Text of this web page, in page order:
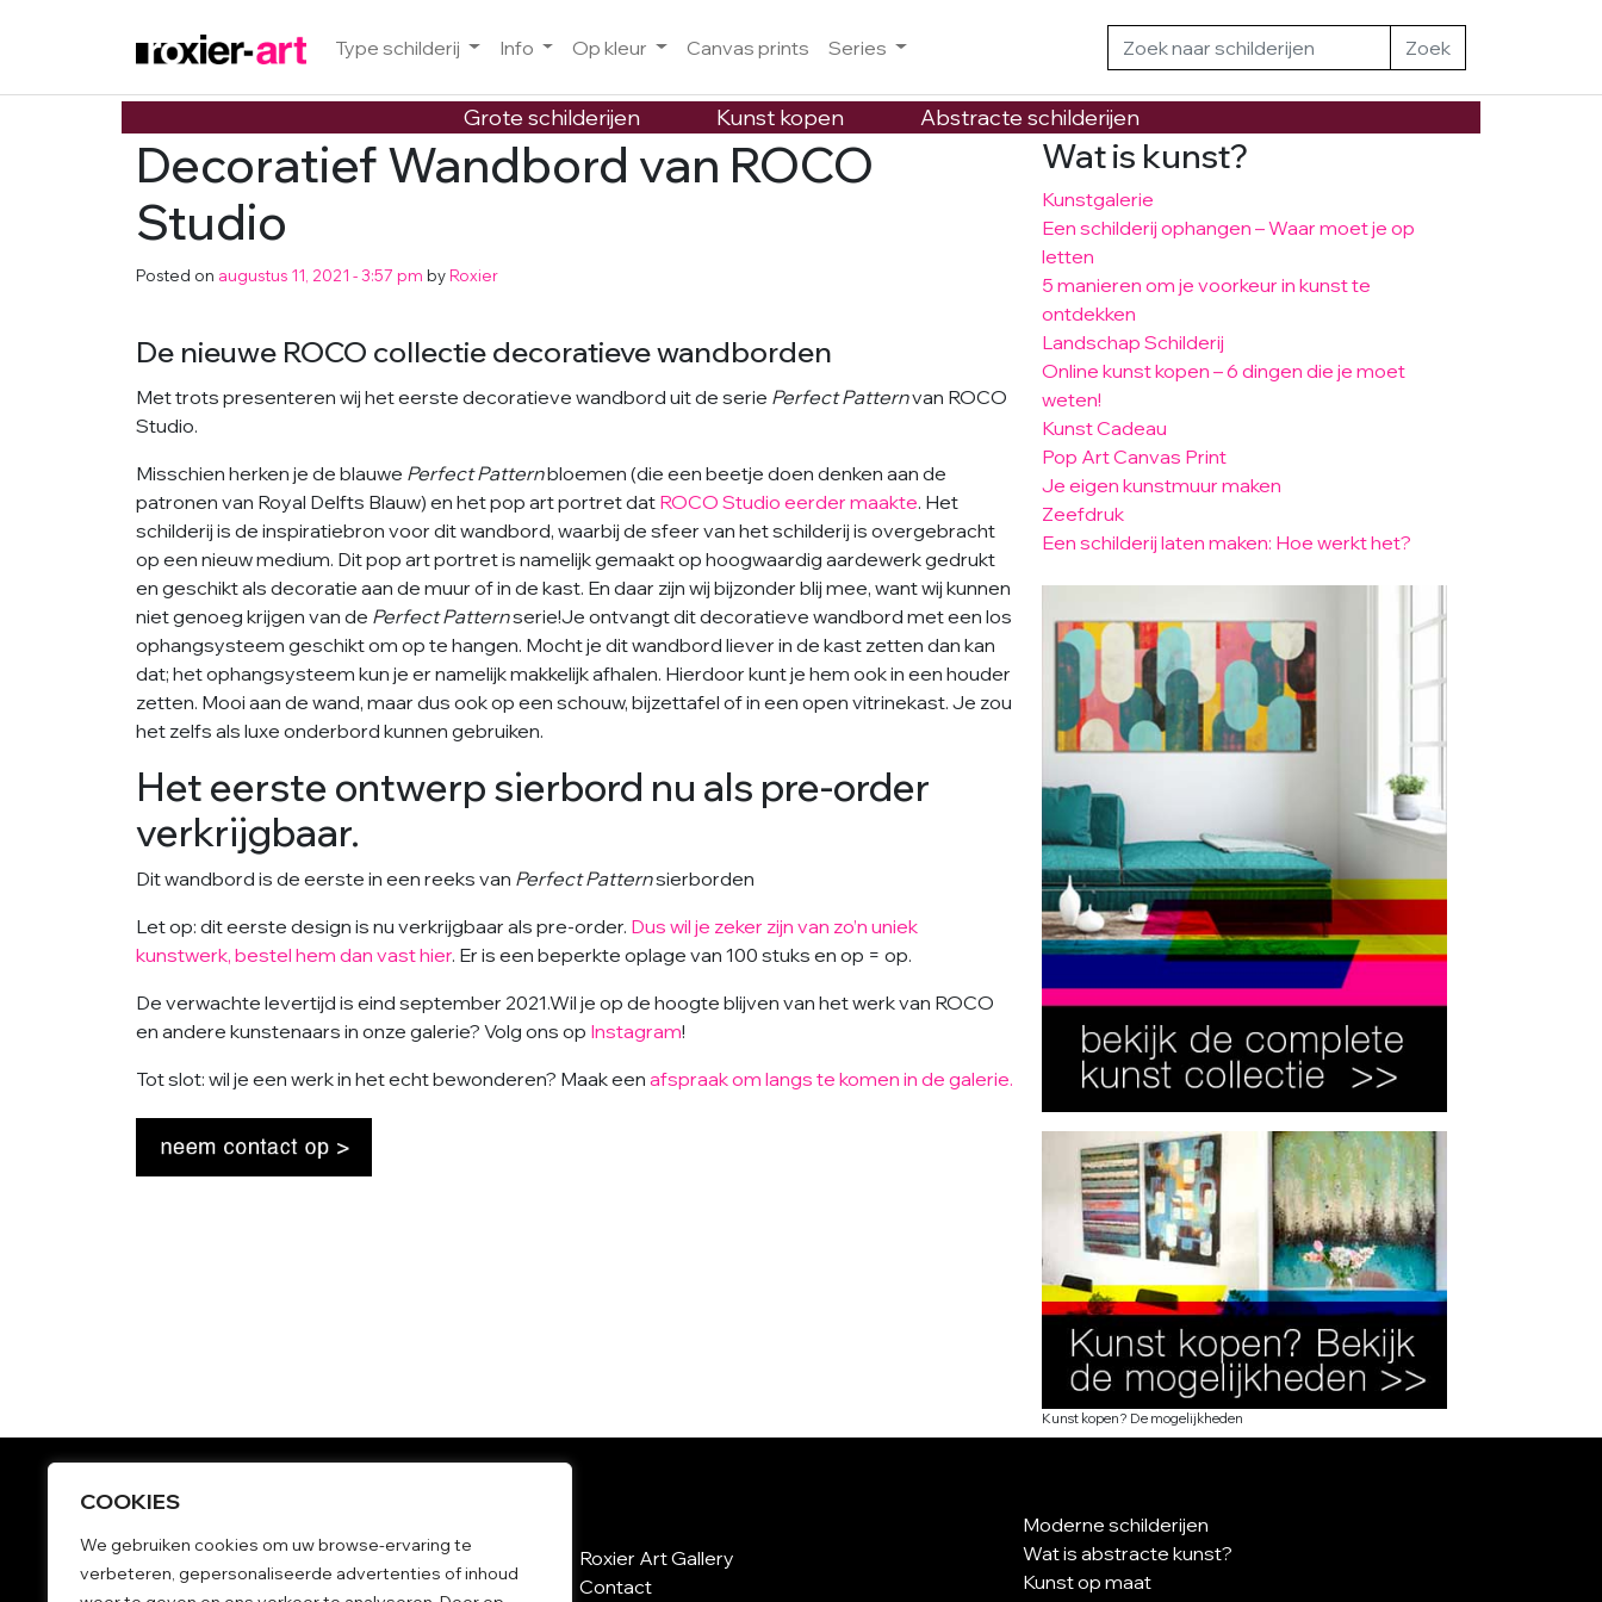
COOKIES
We gebruiken cookies om uw browse-ervaring te
verbeteren, gepersonaliseerde advertenties of inhoud
Type schilderij Info Op kleur Canvas prints Series Zoek
Grote schilderijen Kunst kopen Abstracte schilderijen
Decoratief Wandbord van ROCO
Studio
Posted on augustus 11, 2021 - 3:57 pm by Roxier
De nieuwe ROCO collectie decoratieve wandborden
Met trots presenteren wij het eerste decoratieve wandbord uit de serie Perfect Patternvan ROCO
Studio.
Misschien herken je de blauwe Perfect Patternbloemen (die een beetje doen denken aan de
patronen van Royal Delfts Blauw) en het pop art portret dat ROCO Studio eerder maakte. Het
schilderij is de inspiratiebron voor dit wandbord, waarbij de sfeer van het schilderij is overgebracht
op een nieuw medium. Dit pop art portret is namelijk gemaakt op hoogwaardig aardewerk gedrukt
en geschikt als decoratie aan de muur of in de kast. En daar zijn wij bijzonder blij mee, want wij kunnen
niet genoeg krijgen van de Perfect Patternserie!Je ontvangt dit decoratieve wandbord met een los
ophangsysteem geschikt om op te hangen. Mocht je dit wandbord liever in de kast zetten dan kan
dat; het ophangsysteem kun je er namelijk makkelijk afhalen. Hierdoor kunt je hem ook in een houder
zetten. Mooi aan de wand, maar dus ook op een schouw, bijzettafel of in een open vitrinekast. Je zou
het zelfs als luxe onderbord kunnen gebruiken.
Het eerste ontwerp sierbord nu als pre-order
verkrijgbaar.
Dit wandbord is de eerste in een reeks van Perfect Patternsierborden
Let op: dit eerste design is nu verkrijgbaar als pre-order. Dus wil je zeker zijn van zo’n uniek
kunstwerk, bestel hem dan vast hier. Er is een beperkte oplage van 100 stuks en op = op.
De verwachte levertijd is eind september 2021.Wil je op de hoogte blijven van het werk van ROCO
en andere kunstenaars in onze galerie? Volg ons op Instagram!
Tot slot: wil je een werk in het echt bewonderen? Maak een afspraak om langs te komen in de galerie.
Wat is kunst?
Kunstgalerie
Een schilderij ophangen – Waar moet je op
letten
5 manieren om je voorkeur in kunst te
ontdekken
Landschap Schilderij
Online kunst kopen – 6 dingen die je moet
weten!
Kunst Cadeau
Pop Art Canvas Print
Je eigen kunstmuur maken
Zeefdruk
Een schilderij laten maken: Hoe werkt het?
Kunst kopen? De mogelijkheden
Kleurrijke schilderijen
Kunst kopen
Roxier Art Gallery
Contact
Moderne schilderijen
Wat is abstracte kunst?
Kunst op maat